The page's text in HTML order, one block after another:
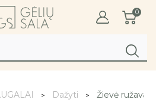
0
Dažyti Žievė ružava